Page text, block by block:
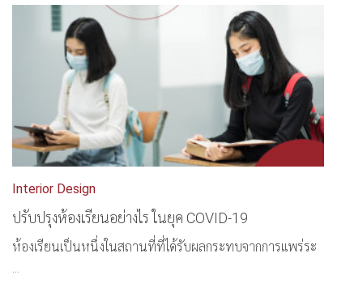
Interior Design
ปรับปรุงห้องเรียนอย่างไร ในยุค COVID-19
ห้องเรียนเป็นหนึ่งในสถานที่ที่ได้รับผลกระทบจากการแพร่ระ
...